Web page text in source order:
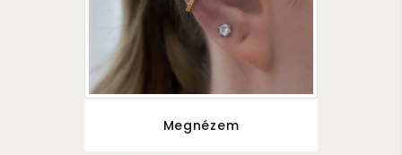
Megnézem